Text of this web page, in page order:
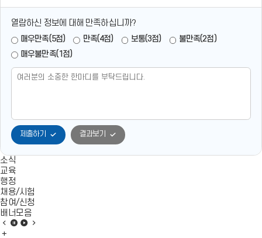
열람하신 정보에 대해 만족하십니까?
매우만족(5점) 만족(4점) 보통(3점)
불만족(2점)
매우불만족(1점)
제출하기 결과보기
소식
교육
행정
채용/시험
참여/신청
배너모음
배 배 배